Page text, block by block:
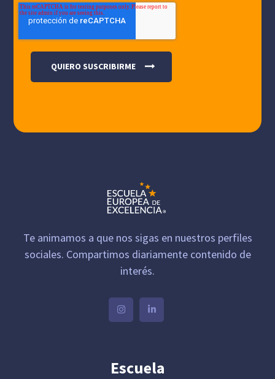
Te animamos a que nos sigas en nuestros perfiles
sociales. Compartimos diariamente contenido de
interés.
Escuela